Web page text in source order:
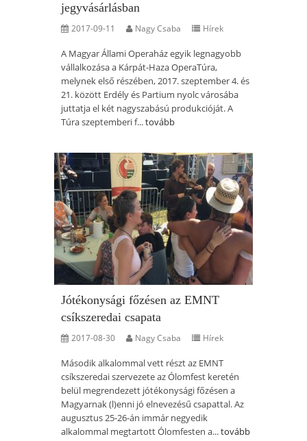
jegyvásárlásban
2017-09-11 Nagy Csaba Hírek
A Magyar Állami Operaház egyik legnagyobb
vállalkozása a Kárpát-Haza OperaTúra,
melynek első részében, 2017. szeptember 4. és
21. között Erdély és Partium nyolc városába
juttatja el két nagyszabású produkcióját. A
Túra szeptemberi f...tovább
Jótékonysági főzésen az EMNT
csíkszeredai csapata
2017-08-30 Nagy Csaba Hírek
Második alkalommal vett részt az EMNT
csíkszeredai szervezete az Ólomfest keretén
belül megrendezett jótékonysági főzésen a
Magyarnak (l)enni jó elnevezésű csapattal. Az
augusztus 25-26-án immár negyedik
alkalommal megtartott Ólomfesten a...tovább